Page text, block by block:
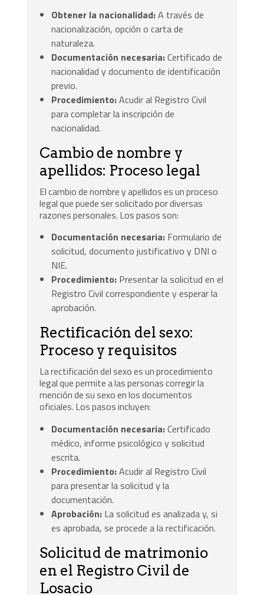
Obtener la nacionalidad:A través de
nacionalización, opción o carta de
naturaleza.
Documentación necesaria:Certificado de
nacionalidad y documento de identificación
previo.
Procedimiento:Acudir al Registro Civil
para completar la inscripción de
nacionalidad.
Cambio de nombre y
apellidos: Proceso legal
El cambio de nombre y apellidos es un proceso
legal que puede ser solicitado por diversas
razones personales. Los pasos son:
Documentación necesaria: Formulario de
solicitud, documento justificativo y DNI o
NIE.
Procedimiento: Presentar la solicitud en el
Registro Civil correspondiente y esperar la
aprobación.
Rectificación del sexo:
Proceso y requisitos
La rectificación del sexo es un procedimiento
legal que permite a las personas corregir la
mención de su sexo en los documentos
oficiales. Los pasos incluyen:
Documentación necesaria:Certificado
médico, informe psicológico y solicitud
escrita.
Procedimiento:Acudir al Registro Civil
para presentar la solicitud y la
documentación.
Aprobación: La solicitud es analizada y, si
es aprobada, se procede a la rectificación.
Solicitud de matrimonio
en el Registro Civil de
Losacio